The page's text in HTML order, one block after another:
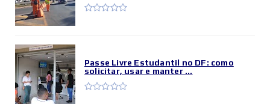
Passe Livre Estudantil no DF: como
solicitar, usar e manter ...